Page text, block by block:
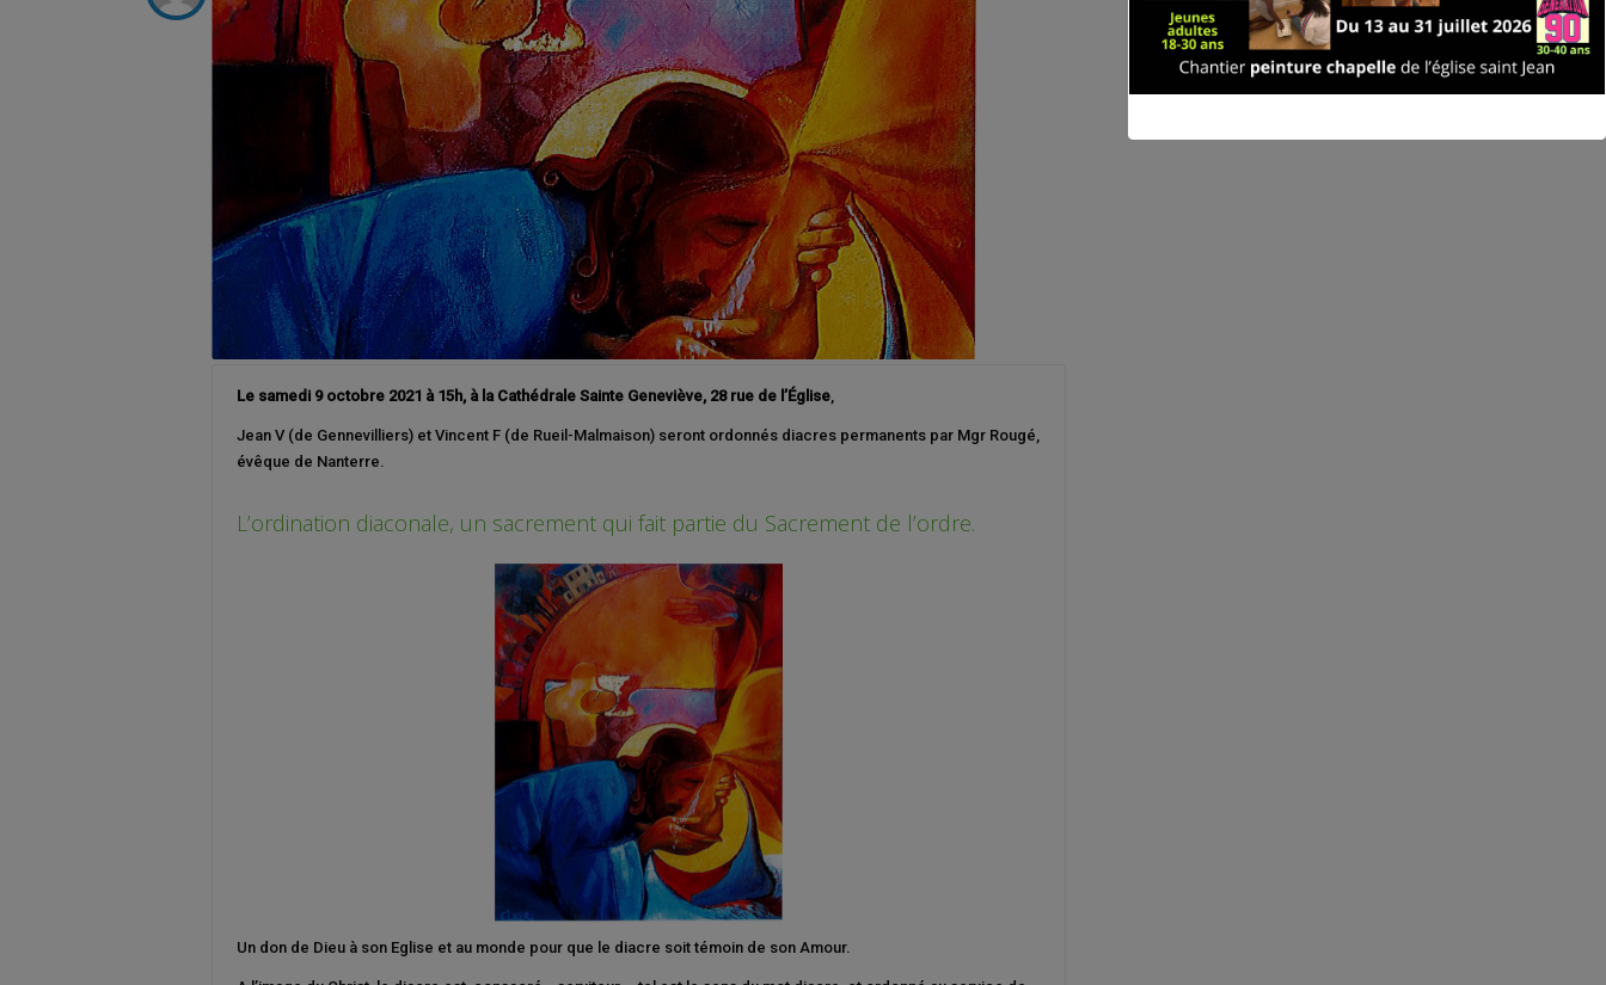
Le samedi 9 octobre 2021 à 15h, à la Cathédrale Sainte Geneviève, 28 rue de l’Église,
Jean V (de Gennevilliers) et Vincent F (de Rueil-Malmaison) seront ordonnés diacres permanents par Mgr Rougé,
évêque de Nanterre.
L’ordination diaconale, un sacrement qui fait partie du Sacrement de l’ordre.
Un don de Dieu à son Eglise et au monde pour que le diacre soit témoin de son Amour.